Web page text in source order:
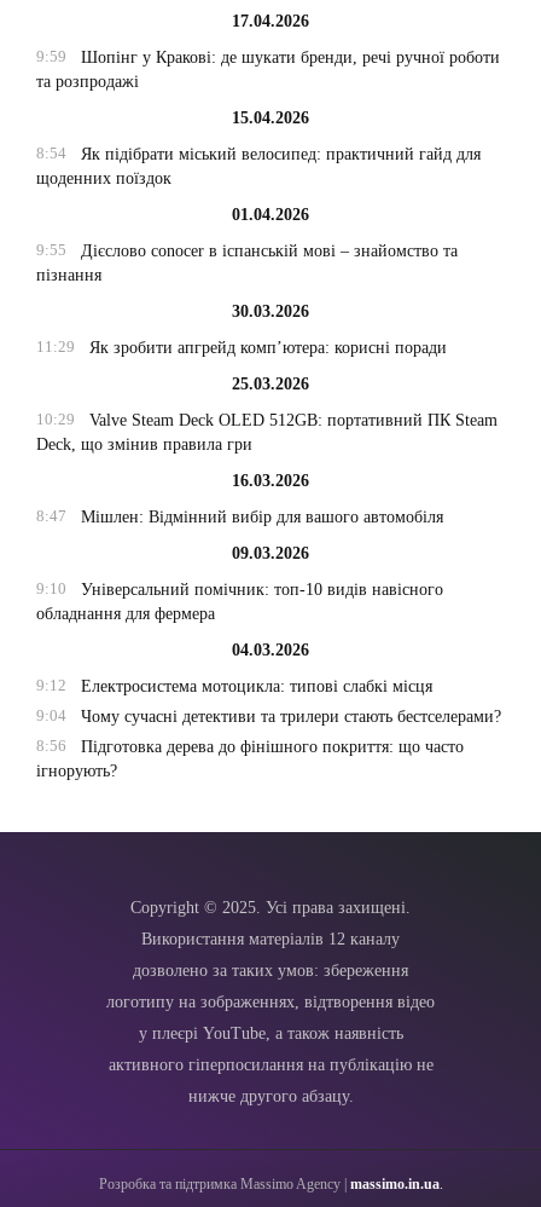
17.04.2026
9:59
Шопінг у Кракові: де шукати бренди, речі ручної роботи
та розпродажі
15.04.2026
8:54
Як підібрати міський велосипед: практичний гайд для
щоденних поїздок
01.04.2026
9:55
Дієслово conocer в іспанській мові – знайомство та
пізнання
30.03.2026
11:29
Як зробити апгрейд комп’ютера: корисні поради
25.03.2026
10:29
Valve Steam Deck OLED 512GB: портативний ПК Steam
Deck, що змінив правила гри
16.03.2026
8:47
Мішлен: Відмінний вибір для вашого автомобіля
09.03.2026
9:10
Універсальний помічник: топ-10 видів навісного
обладнання для фермера
04.03.2026
9:12
Електросистема мотоцикла: типові слабкі місця
9:04
Чому сучасні детективи та трилери стають бестселерами?
8:56
Підготовка дерева до фінішного покриття: що часто
ігнорують?
Copyright © 2025. Усі права захищені.
Використання матеріалів 12 каналу
дозволено за таких умов: збереження
логотипу на зображеннях, відтворення відео
у плеєрі YouTube, а також наявність
активного гіперпосилання на публікацію не
нижче другого абзацу.
Розробка та підтримка Massimo Agency | massimo.in.ua.